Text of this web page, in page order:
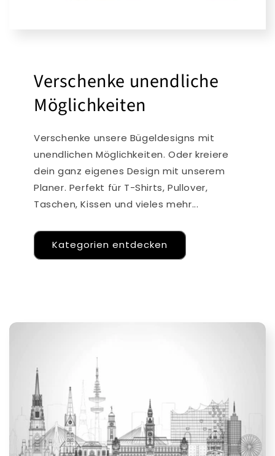
Verschenke unendliche
Möglichkeiten
Verschenke unsere Bügeldesigns mit
unendlichen Möglichkeiten. Oder kreiere
dein ganz eigenes Design mit unserem
Planer. Perfekt für T-Shirts, Pullover,
Taschen, Kissen und vieles mehr...
Kategorien entdecken